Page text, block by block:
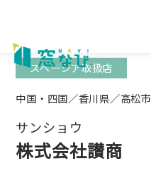
content
中国・四国／香川県／高松市
サンショウ
株式会社讃商
スペーシア取扱店